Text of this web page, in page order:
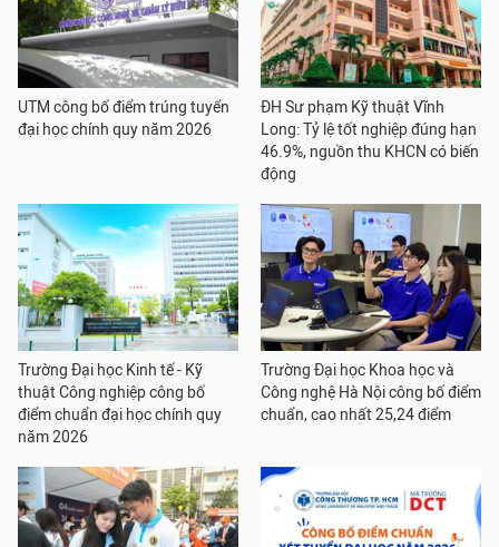
UTM công bố điểm trúng tuyển
đại học chính quy năm 2026
ĐH Sư phạm Kỹ thuật Vĩnh
Long: Tỷ lệ tốt nghiệp đúng hạn
46.9%, nguồn thu KHCN có biến
động
Trường Đại học Kinh tế - Kỹ
thuật Công nghiệp công bố
điểm chuẩn đại học chính quy
năm 2026
Trường Đại học Khoa học và
Công nghệ Hà Nội công bố điểm
chuẩn, cao nhất 25,24 điểm